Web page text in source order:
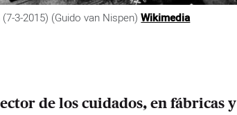
3-2015) (Guido van Nispen)Wikimedia
de los cuidados, en fábricas y